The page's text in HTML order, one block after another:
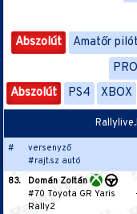
Abszolút Amatőr
PRO
Abszolút
PS4 XBOX
#
versenyző
#rajt.sz autó
83.
Domán Zoltán
#70 Toyota GR Yaris
Rally2